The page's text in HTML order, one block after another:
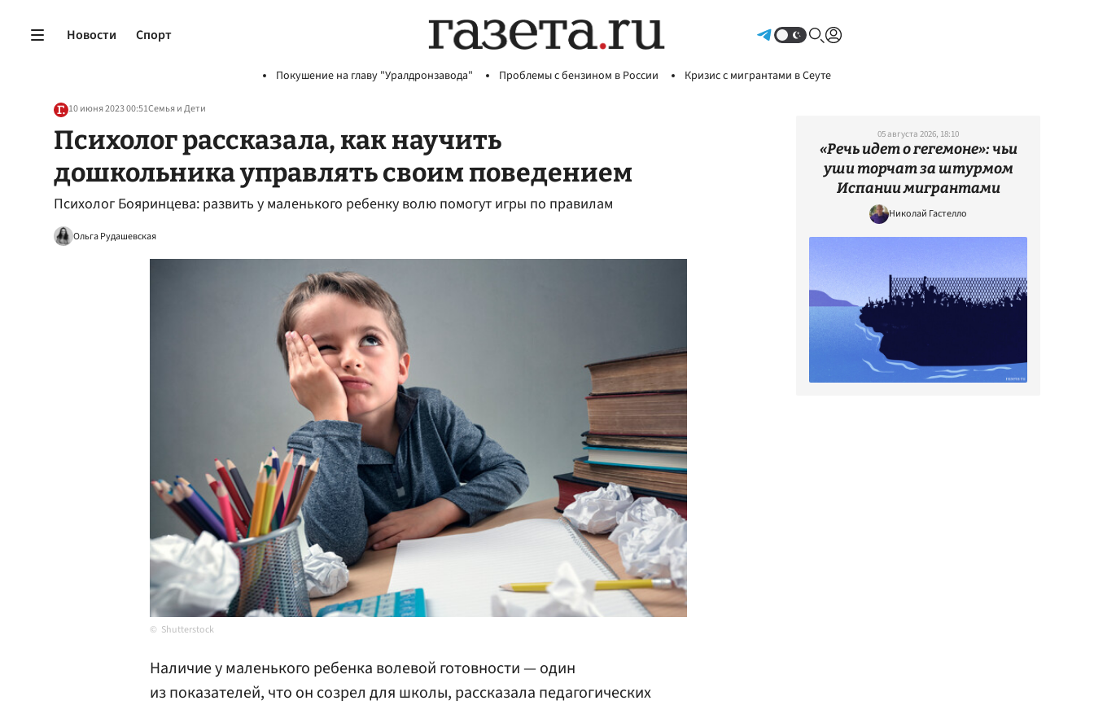
Новости Спорт
Покушение на главу "Уралдронзавода" Проблемы с бензином в России Кризис с мигрантами в Сеуте
10 июня 2023 00:51Семья и Дети
Психолог рассказала, как научить
дошкольника управлять своим поведением
Психолог Бояринцева: развить у маленького ребенку волю помогут игры по правилам
Ольга Рудашевская
Shutterstock
Наличие у маленького ребенка волевой готовности — один
из показателей, что он созрел для школы, рассказала педагогических
05 августа 2026, 18:10
«Речь идет о гегемоне»: чьи
уши торчат за штурмом
Испании мигрантами
Николай Гастелло